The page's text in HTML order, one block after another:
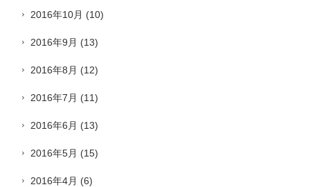
2016年10月 (10)
2016年9月 (13)
2016年8月 (12)
2016年7月 (11)
2016年6月 (13)
2016年5月 (15)
2016年4月 (6)